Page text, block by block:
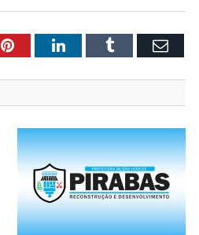
PinterestLinkedInTumblr Email